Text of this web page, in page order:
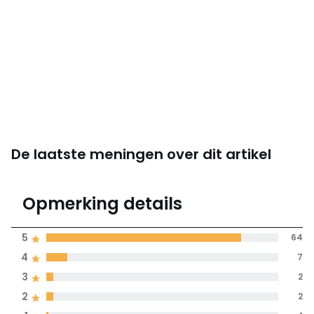
De laatste meningen over dit artikel
4.7
gemiddelde
bereikt door alle
Opmerking details
2 2
3 2
4 7
5 64